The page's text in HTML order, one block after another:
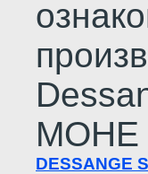
МОНЕ
DESSANGE